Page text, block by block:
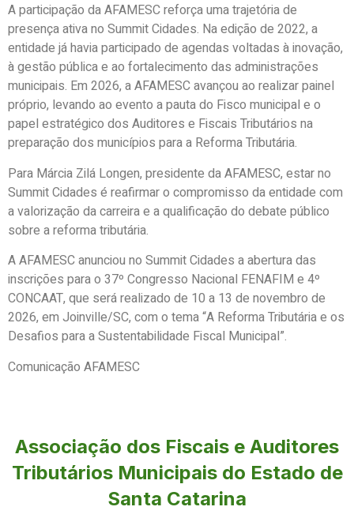
A participação da AFAMESC reforça uma trajetória de
presença ativa no Summit Cidades. Na edição de 2022, a
entidade já havia participado de agendas voltadas à inovação,
à gestão pública e ao fortalecimento das administrações
municipais. Em 2026, a AFAMESC avançou ao realizar painel
próprio, levando ao evento a pauta do Fisco municipal e o
papel estratégico dos Auditores e Fiscais Tributários na
preparação dos municípios para a Reforma Tributária.
Para Márcia Zilá Longen, presidente da AFAMESC, estar no
Summit Cidades é reafirmar o compromisso da entidade com
a valorização da carreirae a qualificação do debate público
sobre a reforma tributária.
A AFAMESC anunciou no Summit Cidades a abertura das
inscrições para o 37º Congresso Nacional FENAFIM e 4º
CONCAAT, que será realizado de 10 a 13 de novembro de
2026, em Joinville/SC, com o tema “A Reforma Tributária e os
Desafios para a Sustentabilidade Fiscal Municipal”.
Comunicação AFAMESC
Associação dos Fiscais e Auditores
Tributários Municipais do Estado de
Santa Catarina